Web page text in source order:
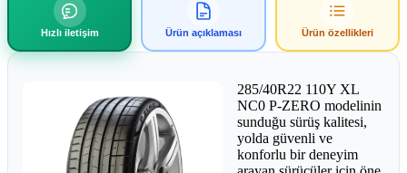
Hızlı iletişim Ürün açıklaması Ürün özellikleri
285/40R22 110Y XL
NC0 P-ZERO modelinin
sunduğu sürüş kalitesi,
yolda güvenli ve
konforlu bir deneyim